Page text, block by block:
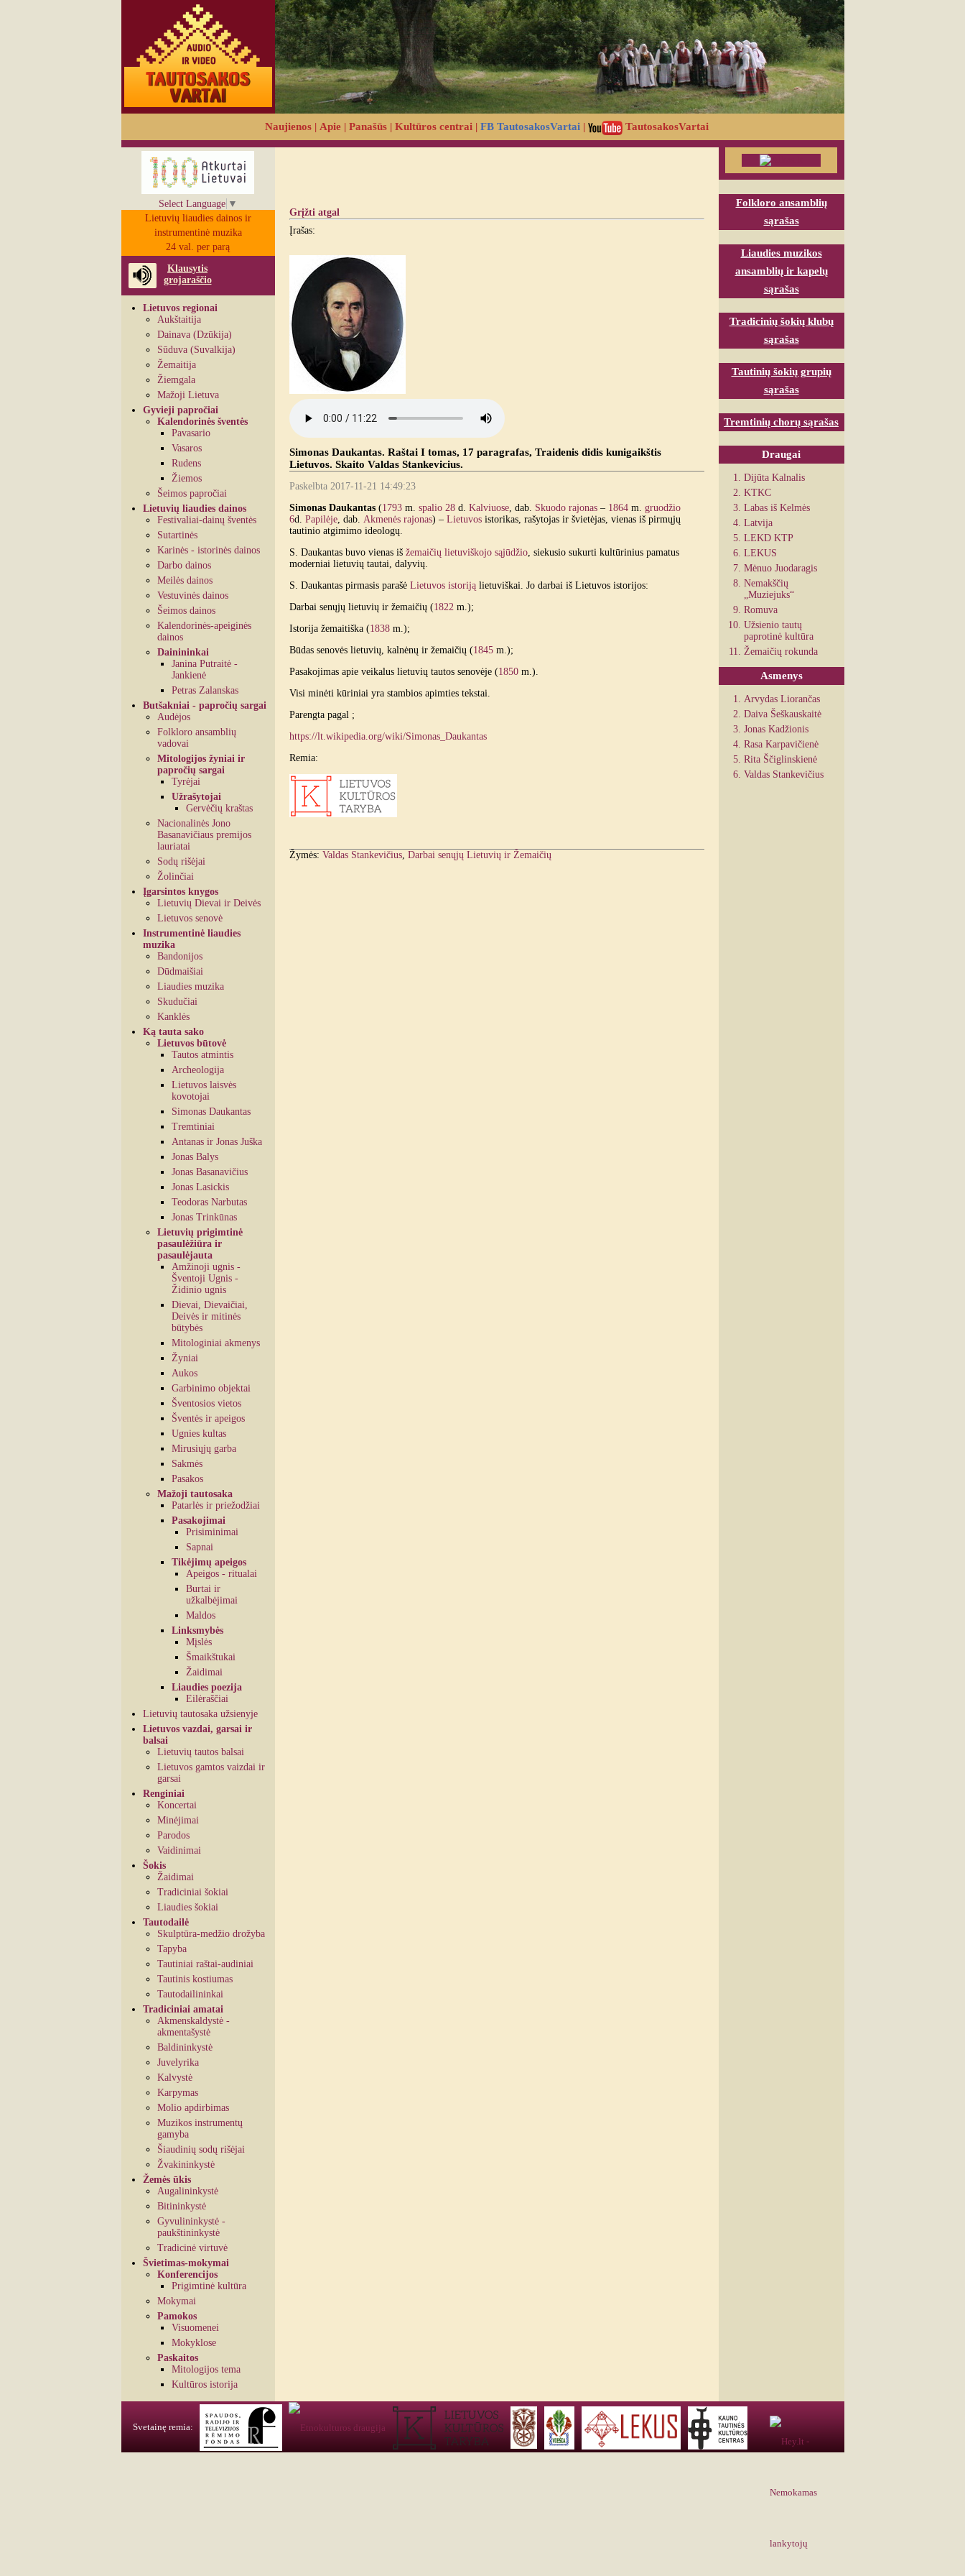
Naujienos| Apie | Panašūs| Kultūros centrai| FB TautosakosVartai | TautosakosVartai
Select Language ▼
Lietuvių liaudies dainos ir
instrumentinė muzika
24 val. per parą
Klausytis
grojaraščio
Lietuvos regionai
Aukštaitija
Dainava (Dzūkija)
Sūduva (Suvalkija)
Žemaitija
Žiemgala
Mažoji Lietuva
Gyvieji papročiai
Kalendorinės šventės
Pavasario
Vasaros
Rudens
Žiemos
Šeimos papročiai
Lietuvių liaudies dainos
Festivaliai-dainų šventės
Sutartinės
Karinės - istorinės dainos
Darbo dainos
Meilės dainos
Vestuvinės dainos
Šeimos dainos
Kalendorinės-apeiginės
dainos
Dainininkai
Janina Putraitė -
Jankienė
Petras Zalanskas
Butšakniai - papročių sargai
Audėjos
Folkloro ansamblių
vadovai
Mitologijos žyniai ir
papročių sargai
Tyrėjai
Užrašytojai
Gervėčių kraštas
Nacionalinės Jono
Basanavičiaus premijos
lauriatai
Sodų rišėjai
Žolinčiai
Įgarsintos knygos
Lietuvių Dievai ir Deivės
Lietuvos senovė
Instrumentinė liaudies
muzika
Bandonijos
Dūdmaišiai
Liaudies muzika
Skudučiai
Kanklės
Ką tauta sako
Lietuvos būtovė
Tautos atmintis
Archeologija
Lietuvos laisvės
kovotojai
Simonas Daukantas
Tremtiniai
Antanas ir Jonas Juška
Jonas Balys
Jonas Basanavičius
Jonas Lasickis
Teodoras Narbutas
Jonas Trinkūnas
Lietuvių prigimtinė
pasaulėžiūra ir
pasaulėjauta
Amžinoji ugnis -
Šventoji Ugnis -
Židinio ugnis
Dievai, Dievaičiai,
Deivės ir mitinės
būtybės
Mitologiniai akmenys
Žyniai
Aukos
Garbinimo objektai
Šventosios vietos
Šventės ir apeigos
Ugnies kultas
Mirusiųjų garba
Sakmės
Pasakos
Mažoji tautosaka
Patarlės ir priežodžiai
Pasakojimai
Prisiminimai
Sapnai
Tikėjimų apeigos
Apeigos - ritualai
Burtai ir
užkalbėjimai
Maldos
Linksmybės
Mįslės
Šmaikštukai
Žaidimai
Liaudies poezija
Eilėraščiai
Lietuvių tautosaka užsienyje
Lietuvos vazdai, garsai ir
balsai
Lietuvių tautos balsai
Lietuvos gamtos vaizdai ir
garsai
Renginiai
Koncertai
Minėjimai
Parodos
Vaidinimai
Šokis
Žaidimai
Tradiciniai šokiai
Liaudies šokiai
Tautodailė
Skulptūra-medžio drožyba
Tapyba
Tautiniai raštai-audiniai
Tautinis kostiumas
Tautodailininkai
Tradiciniai amatai
Akmenskaldystė -
akmentašystė
Baldininkystė
Juvelyrika
Kalvystė
Karpymas
Molio apdirbimas
Muzikos instrumentų
gamyba
Šiaudinių sodų rišėjai
Žvakininkystė
Žemės ūkis
Augalininkystė
Bitininkystė
Gyvulininkystė -
paukštininkystė
Tradicinė virtuvė
Švietimas-mokymai
Konferencijos
Prigimtinė kultūra
Mokymai
Pamokos
Visuomenei
Mokyklose
Paskaitos
Mitologijos tema
Kultūros istorija
Grįžti atgal
Įrašas:
Simonas Daukantas. Raštai I tomas, 17 paragrafas, Traidenis didis kunigaikštis
Lietuvos. Skaito Valdas Stankevicius.
Paskelbta 2017-11-21 14:49:23
Simonas Daukantas(1793m. spalio 28d. Kalviuose, dab. Skuodo rajonas– 1864m. gruodžio
6d. Papilėje, dab. Akmenės rajonas) – Lietuvosistorikas, rašytojas ir švietėjas, vienas iš pirmųjų
tautinio atgimimo ideologų.
S. Daukantas buvo vienas iš žemaičių lietuviškojo sąjūdžio, siekusio sukurti kultūrinius pamatus
moderniai lietuvių tautai, dalyvių.
S. Daukantas pirmasis parašė Lietuvos istorijąlietuviškai. Jo darbai iš Lietuvos istorijos:
Darbai senųjų lietuvių ir žemaičių (1822 m.);
Istorija žemaitiška (1838m.);
Būdas senovės lietuvių, kalnėnų ir žemaičių (1845m.);
Pasakojimas apie veikalus lietuvių tautos senovėje (1850m.).
Visi minėti kūriniai yra stambios apimties tekstai.
Parengta pagal ;
https://lt.wikipedia.org/wiki/Simonas_Daukantas
Remia:
Žymės: Valdas Stankevičius, Darbai senųjų Lietuvių ir Žemaičių
Folkloro ansamblių
sąrašas
Liaudies muzikos
ansamblių ir kapelų
sąrašas
Tradicinių šokių klubų
sąrašas
Tautinių šokių grupių
sąrašas
Tremtinių chorų sąrašas
Draugai
Dijūta Kalnalis
KTKC
Labas iš Kelmės
Latvija
LEKD KTP
LEKUS
Mėnuo Juodaragis
Nemakščių
„Muziejuks“
Romuva
Užsienio tautų
paprotinė kultūra
Žemaičių rokunda
Asmenys
Arvydas Liorančas
Daiva Šeškauskaitė
Jonas Kadžionis
Rasa Karpavičienė
Rita Ščiglinskienė
Valdas Stankevičius
Svetainę remia: